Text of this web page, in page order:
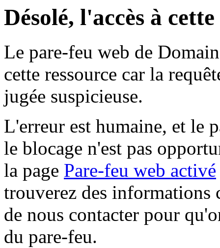
Désolé, l'accès à
Le pare-feu web de
cette ressource car la
jugée suspicieuse.
L'erreur est humaine, et le
le blocage n'est pas
la page Pare-feu web activé
trouverez des informations
de nous contacter pour
du pare-feu.